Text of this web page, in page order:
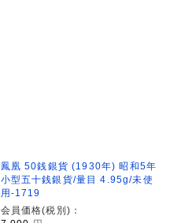
鳳凰 50銭銀貨 (1930年) 昭和5年
小型五十銭銀貨/量目 4.95g/未使
用-1719
会員価格(税別)：